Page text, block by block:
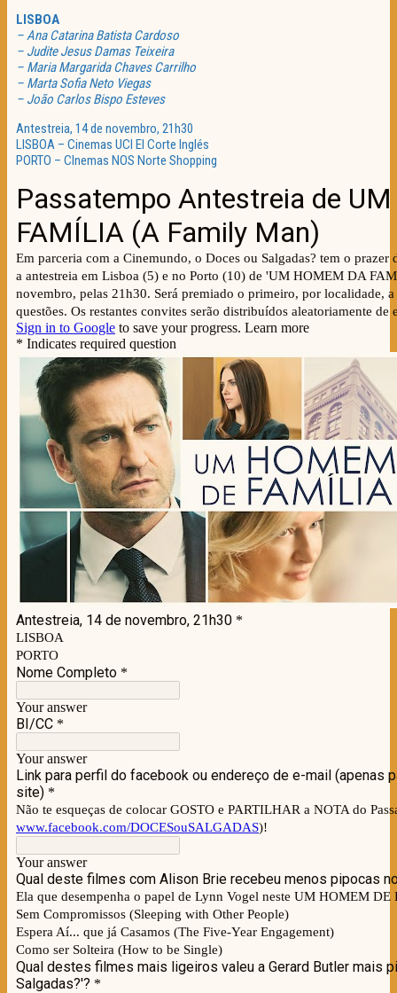
LISBOA
– Ana Catarina Batista Cardoso
– Judite Jesus Damas Teixeira
– Maria Margarida Chaves Carrilho
– Marta Sofia Neto Viegas
– João Carlos Bispo Esteves
Antestreia, 14 de novembro, 21h30
LISBOA – Cinemas UCI El Corte Inglés
PORTO – CInemas NOS Norte Shopping